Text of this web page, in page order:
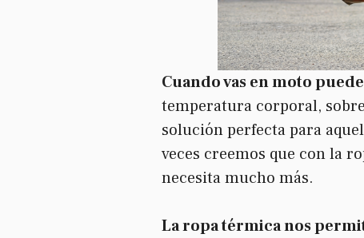
Cuando vas en moto
temperatura corporal,
solución perfecta para
veces creemos que con la
necesita mucho más.
La ropa térmica nos